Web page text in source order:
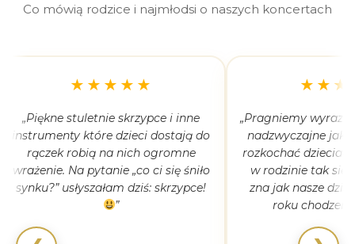
Co mówią rodzice i najmłodsi o naszych koncertach
★★★★★
„Piękne stuletnie skrzypce i inne
instrumenty które dzieci dostają do
rączek robią na nich ogromne
wrażenie. Na pytanie „co ci się śniło
synku?” usłyszałam dziś: skrzypce!
”
„Pragniemy wyrazić
nadzwyczajne jak
rozkochać
w rodzinie tak się
zna jak nasze
roku